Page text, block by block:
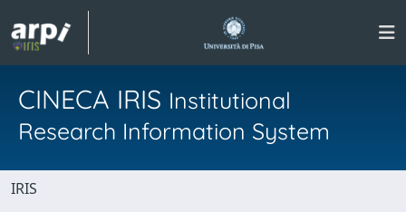
CINECA IRIS Institutional
Research Information System
IRIS